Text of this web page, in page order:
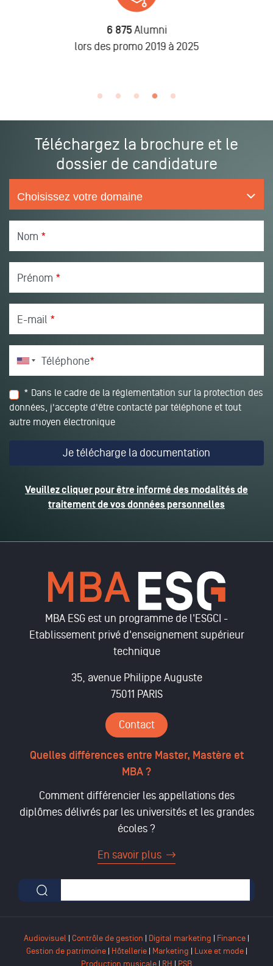
6 875Alumni
lors des promo 2019 à 2025
Téléchargez la brochure et le
dossier de candidature
Nom *
Prénom *
E-mail *
Téléphone*
* Dans le cadre de la réglementation sur la protection des
données, j'accepte d'être contacté par téléphone et tout
autre moyen électronique
Veuillez cliquer pour être informé des modalités de
traitement de vos données personnelles
MBA ESG est un programme de l'ESGCI -
Etablissement privé d'enseignement supérieur
technique
35, avenue Philippe Auguste
75011 PARIS
Contact
Quelles différences entre Master, Mastère et
MBA ?
Comment différencier les appellations des
diplômes délivrés par les universités et les grandes
écoles ?
En savoir plus
Formulaire de recherche
Audiovisuel | Contrôle de gestion | Digital marketing | Finance |
Gestion de patrimoine| Hôtellerie| Marketing | Luxe et mode|
Production musicale | RH | PSB